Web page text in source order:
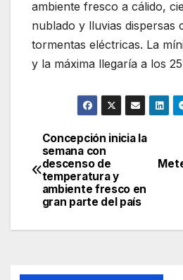
ambiente fresco a cálido,
nublado y lluvias dispersas
tormentas eléctricas. La
y la máxima llegaría a los
Navegación
de
entradas
Concepción inicia la
semana con
descenso de
temperatura y
ambiente fresco en
gran parte del país